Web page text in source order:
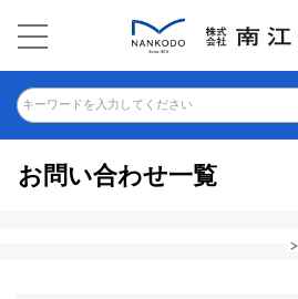
キーワードを入力してください
お問い合わせ一覧